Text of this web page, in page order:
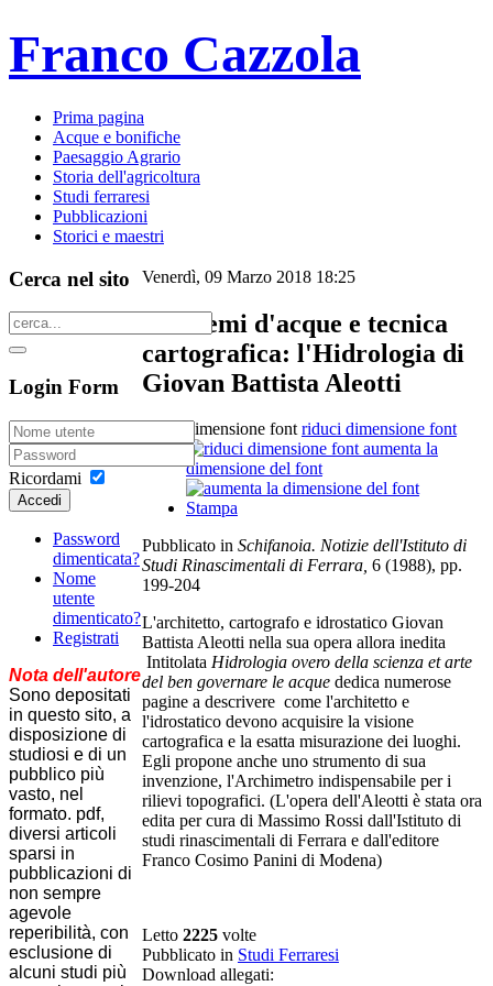
Franco Cazzola
Prima pagina
Acque e bonifiche
Paesaggio Agrario
Storia dell'agricoltura
Studi ferraresi
Pubblicazioni
Storici e maestri
Venerdì, 09 Marzo 2018 18:25
Problemi d'acque e tecnica
cartografica: l'Hidrologia di
Giovan Battista Aleotti
dimensione font riduci dimensione font
aumenta la
dimensione del font
Stampa
Pubblicato in Schifanoia. Notizie dell'Istituto di
Studi Rinascimentali di Ferrara, 6 (1988), pp.
199-204
L'architetto, cartografo e idrostatico Giovan
Battista Aleotti nella sua opera allora inedita
Intitolata Hidrologia overo della scienza et arte
del ben governare le acquededica numerose
pagine a descrivere come l'architetto e
l'idrostatico devono acquisire la visione
cartografica e la esatta misurazione dei luoghi.
Egli propone anche uno strumento di sua
invenzione, l'Archimetro indispensabile per i
rilievi topografici. (L'opera dell'Aleotti è stata ora
edita per cura di Massimo Rossi dall'Istituto di
studi rinascimentali di Ferrara e dall'editore
Franco Cosimo Panini di Modena)
Letto 2225volte
Pubblicato in Studi Ferraresi
Download allegati:
Cerca nel sito
Login Form
Ricordami
Accedi
Password
dimenticata?
Nome
utente
dimenticato?
Registrati
Nota dell'autore
Sono depositati
in questo sito, a
disposizione di
studiosi e di un
pubblico più
vasto, nel
formato. pdf,
diversi articoli
sparsi in
pubblicazioni di
non sempre
agevole
reperibilità, con
esclusione di
alcuni studi più